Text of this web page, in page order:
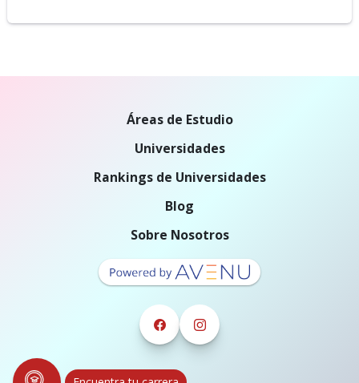
Áreas de Estudio
Universidades
Rankings de Universidades
Blog
Sobre Nosotros